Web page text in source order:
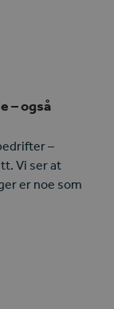
– også
–
Vi ser at
er noe som